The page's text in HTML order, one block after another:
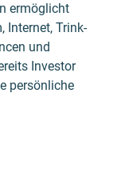
ermöglicht
Internet, Trink­
und
Investor
persönliche